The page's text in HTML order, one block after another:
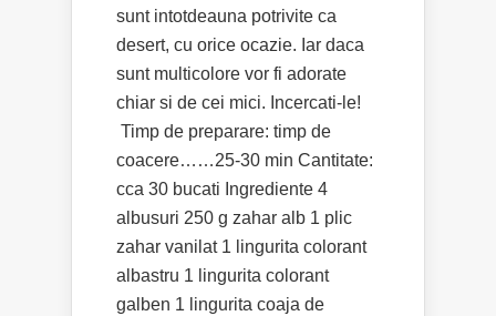
sunt intotdeauna potrivite ca
desert, cu orice ocazie. Iar daca
sunt multicolore vor fi adorate
chiar si de cei mici. Incercati-le!
Timp de preparare: timp de
coacere……25-30 min Cantitate:
cca 30 bucati Ingrediente 4
albusuri 250 g zahar alb 1 plic
zahar vanilat 1 lingurita colorant
albastru 1 lingurita colorant
galben 1 lingurita coaja de